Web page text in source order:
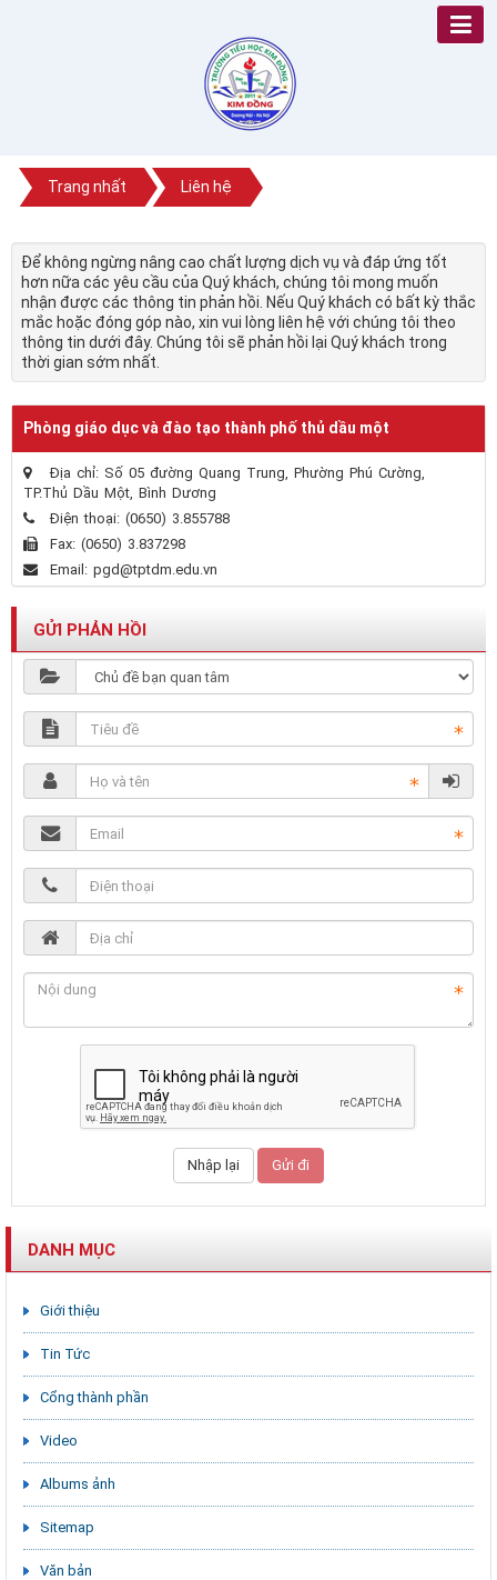
Trang nhất Liên hệ
Để không ngừng nâng cao chất lượng dịch vụ và đáp ứng tốt
hơn nữa các yêu cầu của Quý khách, chúng tôi mong muốn
nhận được các thông tin phản hồi. Nếu Quý khách có bất kỳ thắc
mắc hoặc đóng góp nào, xin vui lòng liên hệ với chúng tôi theo
thông tin dưới đây. Chúng tôi sẽ phản hồi lại Quý khách trong
thời gian sớm nhất.
Phòng giáo dục và đào tạo thành phố thủ dầu một
Địa chỉ: Số 05 đường Quang Trung, Phường Phú Cường,
TP.Thủ Dầu Một, Bình Dương
Điện thoại: (0650) 3.855788
Fax: (0650) 3.837298
Email: pgd@tptdm.edu.vn
GỬI PHẢN HỒI
DANH MỤC
Giới thiệu
Tin Tức
Cổng thành phần
Video
Albums ảnh
Sitemap
Văn bản